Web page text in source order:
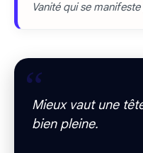
Vanité qui se
“
Mieux vaut une
bien pleine.